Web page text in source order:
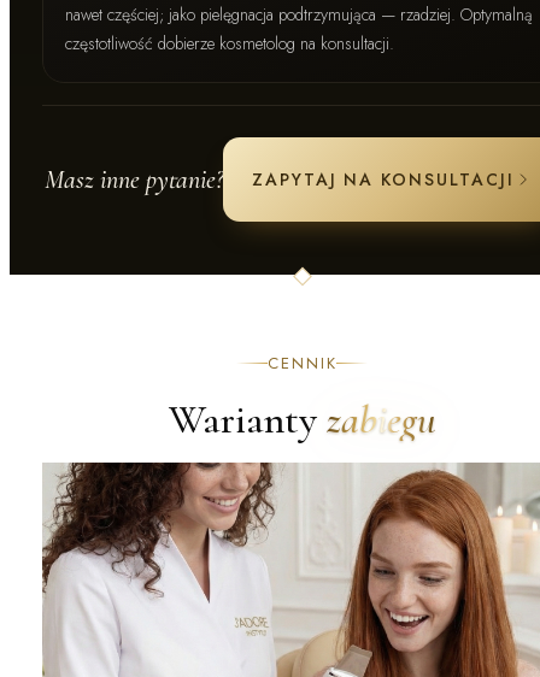
nawet częściej; jako pielęgnacja podtrzymująca — rzadziej. Optymalną
częstotliwość dobierze kosmetolog na konsultacji.
Masz inne pytanie? ZAPYTAJ NA KONSULTACJI
CENNIK
Wariantyzabiegu